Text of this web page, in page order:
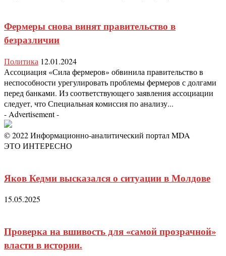
Фермеры снова винят правительство в
безразличии
Политика 12.01.2024
Ассоциация «Сила фермеров» обвинила правительство в
неспособности урегулировать проблемы фермеров с долгами
перед банками. Из соответствующего заявления ассоциации
следует, что Специальная комиссия по анализу...
- Advertisement -
© 2022 Информационно-аналитический портал MDA
ЭТО ИНТЕРЕСНО
Яков Кедми высказался о ситуации в Молдове
15.05.2025
Проверка на вшивость для «самой прозрачной»
власти в истории.